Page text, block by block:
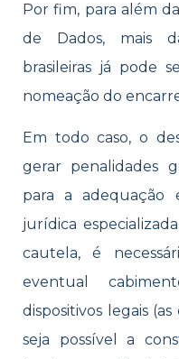
Por fim, para além
de Dados, mais
brasileiras já pode
nomeação do
Em todo caso, o
gerar penalidades
para a adequação
jurídica
cautela, é
eventual
dispositivos legais
seja possível a